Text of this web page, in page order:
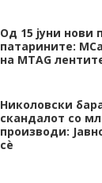
Од 15 јуни нови
патарините:
на MTAG
Николовски
скандалот со
производи:
сѐ